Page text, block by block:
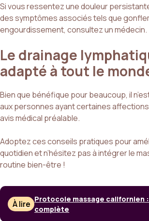
Si vous ressentez une douleur
des symptômes associés tels que
engourdissement, consultez un médecin.
Le drainage
adapté à tout le
Bien que bénéfique pour beaucoup, il
aux personnes ayant certaines
avis médical préalable.
Adoptez ces conseils pratiques pour
quotidien et n’hésitez pas à intégrer le
routine bien-être !
À lire Protocole massage californien
complète